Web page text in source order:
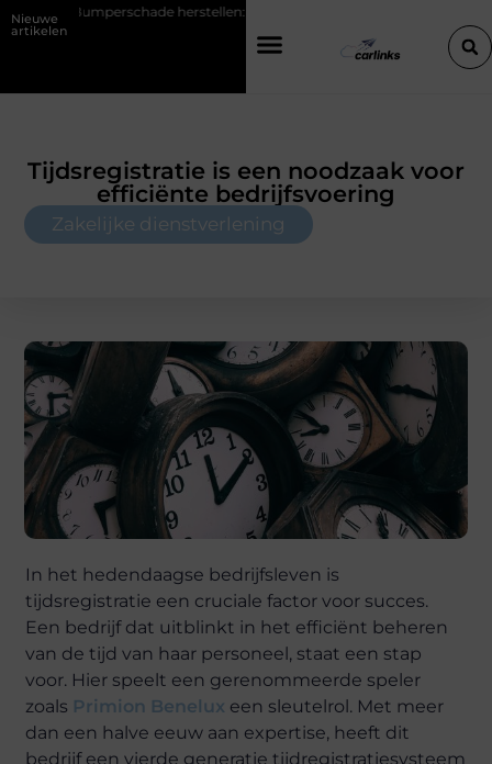
Nieuwe
artikelen
herstellen: repareren of de bumper vervangen?
Tijdsregistratie is een noodzaak voor
efficiënte bedrijfsvoering
Zakelijke dienstverlening
In het hedendaagse bedrijfsleven is
tijdsregistratie een cruciale factor voor succes.
Een bedrijf dat uitblinkt in het efficiënt beheren
van de tijd van haar personeel, staat een stap
voor. Hier speelt een gerenommeerde speler
zoals Primion Benelux een sleutelrol. Met meer
dan een halve eeuw aan expertise, heeft dit
bedrijf een vierde generatie tijdregistratiesysteem